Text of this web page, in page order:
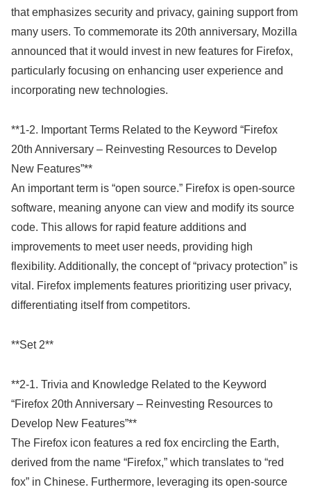
that emphasizes security and privacy, gaining support from
many users. To commemorate its 20th anniversary, Mozilla
announced that it would invest in new features for Firefox,
particularly focusing on enhancing user experience and
incorporating new technologies.
**1-2. Important Terms Related to the Keyword “Firefox
20th Anniversary – Reinvesting Resources to Develop
New Features”**
An important term is “open source.” Firefox is open-source
software, meaning anyone can view and modify its source
code. This allows for rapid feature additions and
improvements to meet user needs, providing high
flexibility. Additionally, the concept of “privacy protection” is
vital. Firefox implements features prioritizing user privacy,
differentiating itself from competitors.
**Set 2**
**2-1. Trivia and Knowledge Related to the Keyword
“Firefox 20th Anniversary – Reinvesting Resources to
Develop New Features”**
The Firefox icon features a red fox encircling the Earth,
derived from the name “Firefox,” which translates to “red
fox” in Chinese. Furthermore, leveraging its open-source